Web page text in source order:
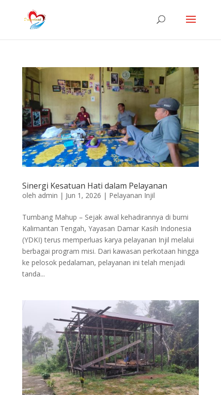
Sinergi Kesatuan Hati dalam Pelayanan
oleh admin | Jun 1, 2026 | Pelayanan Injil
Tumbang Mahup – Sejak awal kehadirannya di bumi
Kalimantan Tengah, Yayasan Damar Kasih Indonesia
(YDKI) terus memperluas karya pelayanan Injil melalui
berbagai program misi. Dari kawasan perkotaan hingga
ke pelosok pedalaman, pelayanan ini telah menjadi
tanda...